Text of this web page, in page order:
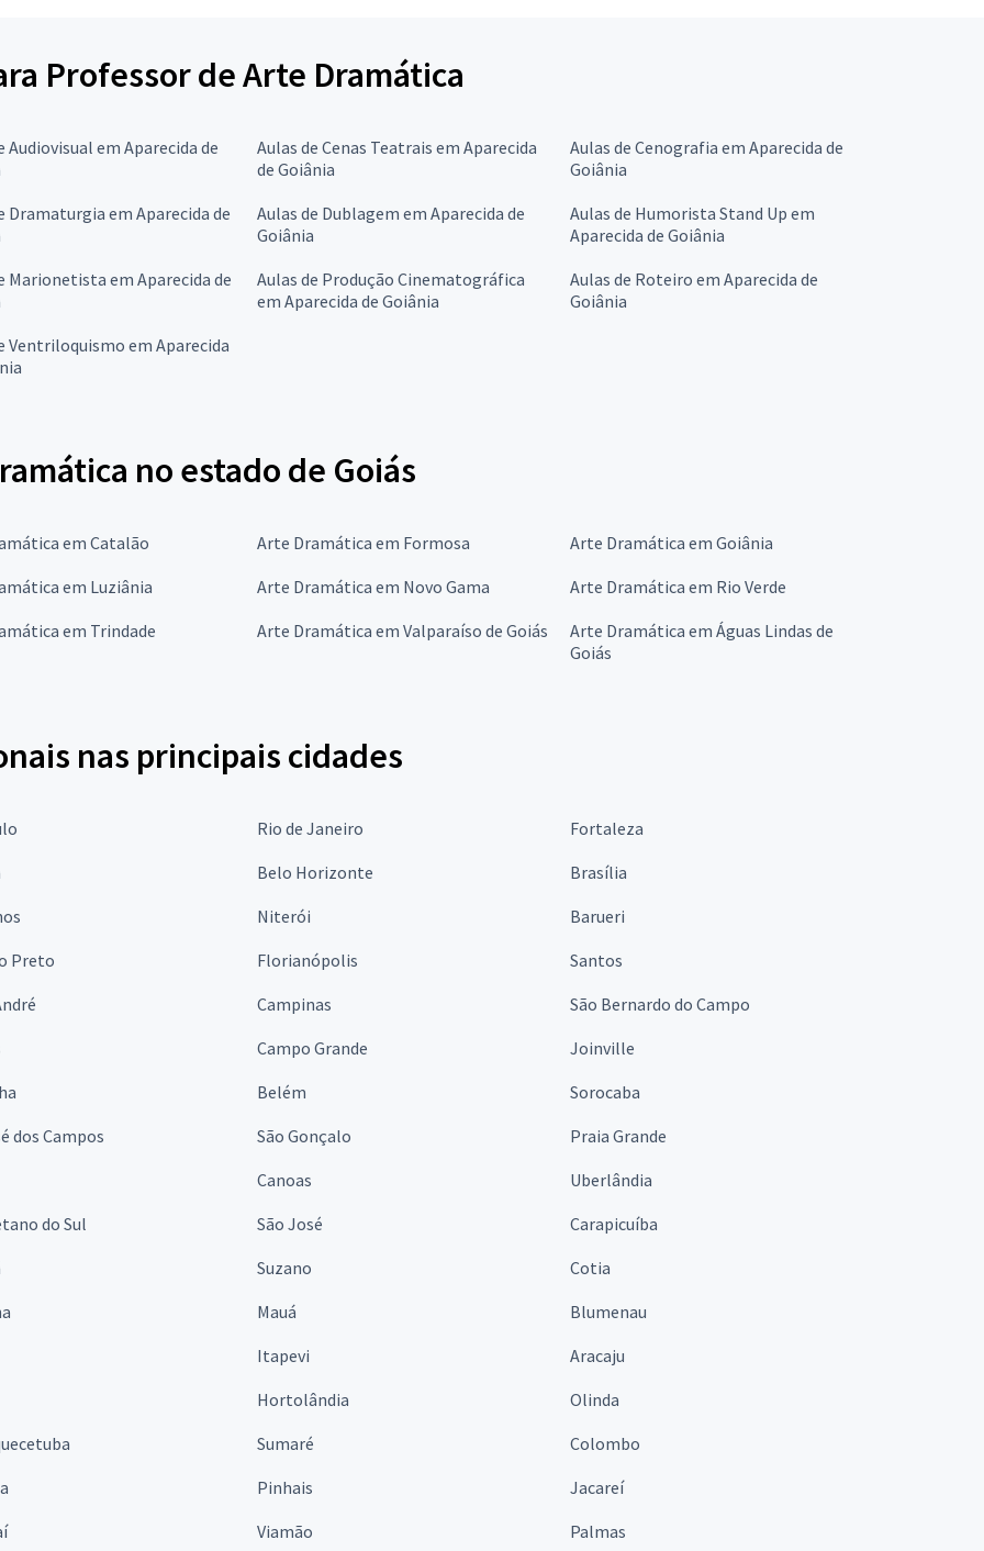
Professor de Arte Dramática
Audiovisual em Aparecida de
Aulas de Cenas Teatrais em Aparecida
de Goiânia
Aulas de Cenografia em Aparecida de
Goiânia
Dramaturgia em Aparecida de
Aulas de Dublagem em Aparecida de
Goiânia
Aulas de Humorista Stand Up em
Aparecida de Goiânia
Marionetista em Aparecida de
Aulas de Produção Cinematográfica
em Aparecida de Goiânia
Aulas de Roteiro em Aparecida de
Goiânia
Ventriloquismo em Aparecida
no estado de Goiás
em Catalão Arte Dramática em Formosa
Arte Dramática em Goiânia
em Luziânia Arte Dramática em Novo Gama
Arte Dramática em Rio Verde
em Trindade Arte Dramática em Valparaíso de Goiás
Arte Dramática em Águas Lindas de
Goiás
nas principais cidades
Rio de Janeiro
Fortaleza
Belo Horizonte
Brasília
Niterói
Barueri
Preto Florianópolis
Santos
Campinas
São Bernardo do Campo
Campo Grande
Joinville
Belém
Sorocaba
dos Campos São Gonçalo
Praia Grande
Canoas
Uberlândia
do Sul São José
Carapicuíba
Suzano
Cotia
Mauá
Blumenau
Itapevi
Aracaju
Hortolândia
Olinda
Sumaré
Colombo
Pinhais
Jacareí
Viamão Palmas